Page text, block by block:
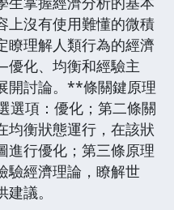
上沒有使用難懂的微積
瞭理解人類行為的經濟
化、均衡和經驗主
開討論。**條關鍵原理
選項：優化；第二條關
均衡狀態運行，在該狀
進行優化；第三條原理
驗經濟理論，瞭解世
議。